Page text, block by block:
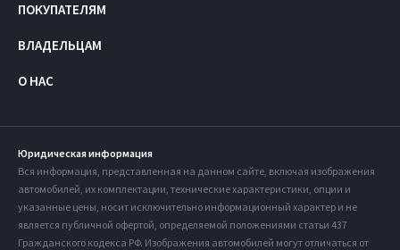
ПОКУПАТЕЛЯМ
ВЛАДЕЛЬЦАМ
О НАС
Юридическая информация
Вся информация, представленная на данном сайте, включая изображения
автомобилей, их комплектации, технические характеристики, опции и
указанные цены, носит исключительно информационный характер и не
является публичной офертой, определяемой положениями статьи 437
Гражданского кодекса РФ. Изображения автомобилей могут отличаться от